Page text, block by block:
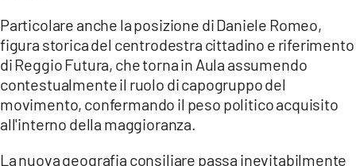
Particolare anche la posizione di Daniele Romeo,
figura storica del centrodestra cittadino e riferimento
di Reggio Futura, che torna in Aula assumendo
contestualmente il ruolo di capogruppo del
movimento, confermando il peso politico acquisito
all'interno della maggioranza.
La nuova geografia consiliare passa inevitabilmente